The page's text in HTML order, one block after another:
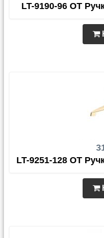
LT-9190-96 OT
LT-9251-128 OT